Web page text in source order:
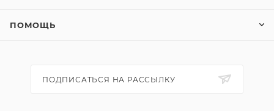
ПОМОЩЬ
ПОДПИСАТЬСЯ НА РАССЫЛКУ